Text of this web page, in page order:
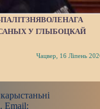
У ГЛЫБОЦКАЙ
Чацвер, 16 Ліпень
Email: